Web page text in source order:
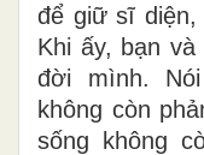
để giữ sĩ diện,
Khi ấy, bạn
đời mình.
không còn
sống không